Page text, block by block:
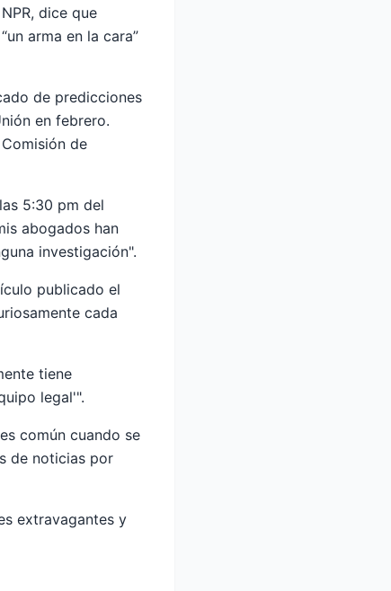
dice que
arma en la cara”
de predicciones
en febrero.
de
5:30 pm del
abogados han
investigación".
publicado el
cada
tiene
legal'".
común cuando se
de noticias por
extravagantes y